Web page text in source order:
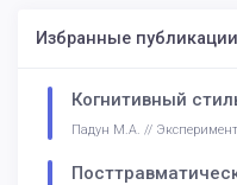
Избранные
Когнитивный
Падун М.А. //